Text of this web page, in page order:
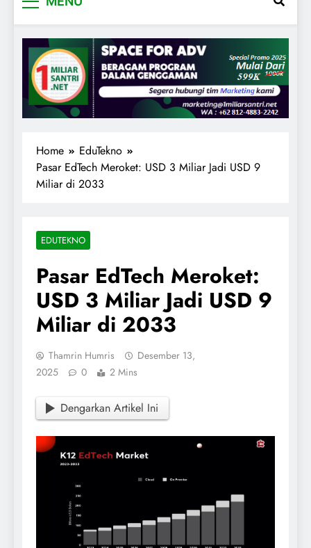
Home
EduTekno
Pasar EdTech Meroket: USD 3 Miliar Jadi USD 9
Miliar di 2033
EDUTEKNO
Pasar EdTech Meroket:
USD 3 Miliar Jadi USD 9
Miliar di 2033
Thamrin Humris
Desember 13,
2025
0 2 Mins
Dengarkan Artikel Ini